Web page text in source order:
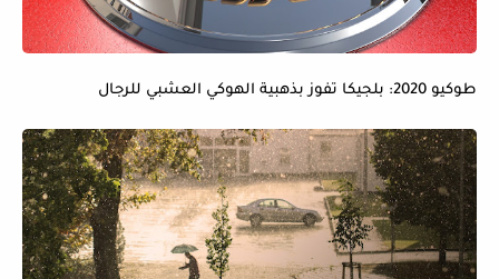
طوكيو 2020: بلجيكا تفوز بذهبية الهوكي العشبي للرجال